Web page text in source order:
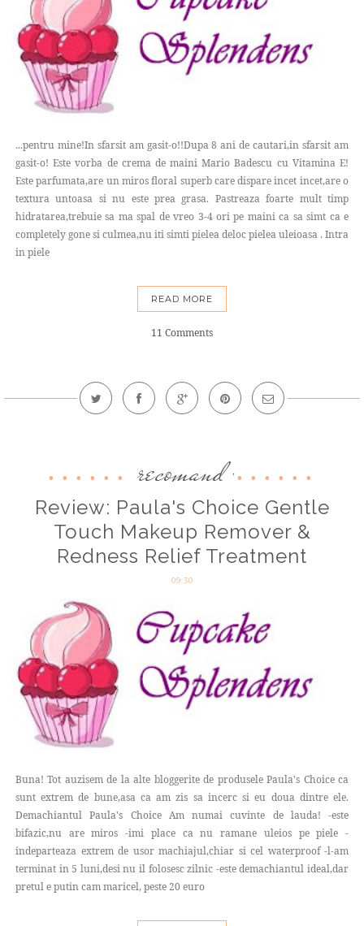
...pentru mine!In sfarsit am gasit-o!!Dupa 8 ani de cautari,in sfarsit am
gasit-o! Este vorba de crema de maini Mario Badescu cu Vitamina E!
Este parfumata,are un miros floral superb care dispare incet incet,are o
textura untoasa si nu este prea grasa. Pastreaza foarte mult timp
hidratarea,trebuie sa ma spal de vreo 3-4 ori pe maini ca sa simt ca e
completely gone si culmea,nu iti simti pielea deloc pielea uleioasa . Intra
in piele
READ MORE
11 Comments
recomand ,
Review: Paula's Choice Gentle
Touch Makeup Remover &
Redness Relief Treatment
09:30
Buna! Tot auzisem de la alte bloggerite de produsele Paula's Choice ca
sunt extrem de bune,asa ca am zis sa incerc si eu doua dintre ele.
Demachiantul Paula's Choice Am numai cuvinte de lauda! -este
bifazic,nu are miros -imi place ca nu ramane uleios pe piele -
indeparteaza extrem de usor machiajul,chiar si cel waterproof -l-am
terminat in 5 luni,desi nu il folosesc zilnic -este demachiantul ideal,dar
pretul e putin cam maricel, peste 20 euro